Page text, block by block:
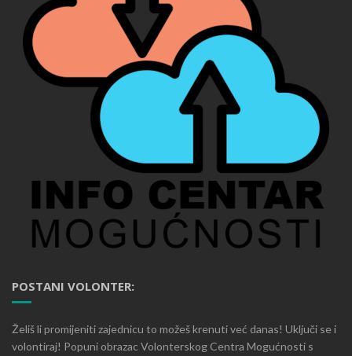
POSTANI VOLONTER:
Želiš li promijeniti zajednicu to možeš krenuti već danas! Uključi se i
volontiraj! Popuni obrazac Volonterskog Centra Mogućnosti s